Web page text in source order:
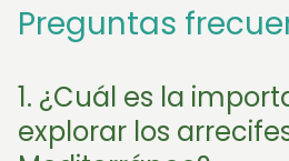
Preguntas
1. ¿Cuál es la
explorar los